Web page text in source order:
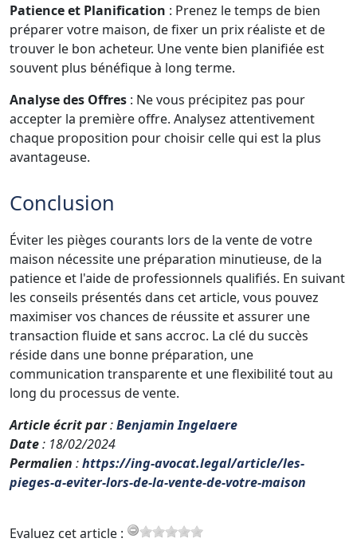
Patience et Planification : Prenez le temps de bien
préparer votre maison, de fixer un prix réaliste et de
trouver le bon acheteur. Une vente bien planifiée est
souvent plus bénéfique à long terme.
Analyse des Offres : Ne vous précipitez pas pour
accepter la première offre. Analysez attentivement
chaque proposition pour choisir celle qui est la plus
avantageuse.
Conclusion
Éviter les pièges courants lors de la vente de votre
maison nécessite une préparation minutieuse, de la
patience et l'aide de professionnels qualifiés. En suivant
les conseils présentés dans cet article, vous pouvez
maximiser vos chances de réussite et assurer une
transaction fluide et sans accroc. La clé du succès
réside dans une bonne préparation, une
communication transparente et une flexibilité tout au
long du processus de vente.
Article écrit par:Benjamin Ingelaere
Date: 18/02/2024
Permalien :https://ing-avocat.legal/article/les-
pieges-a-eviter-lors-de-la-vente-de-votre-maison
Evaluez cet article :